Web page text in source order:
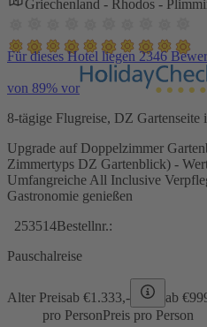
Griechenland - Rhodos -
Für dieses Hotel liegen 2346
von 89% vor
8-tägige Flugreise, DZ
Upgrade auf Doppelzimmer
Zimmertyps DZ Gartenblick) -
Umfangreiche All Inclusive
Gastronomie genießen
253514Bestellnr.:
Pauschalreise
Alter Preisab €1.333,- ab €
pro PersonPreis pro Person